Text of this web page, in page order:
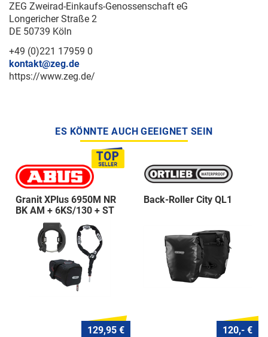
ZEG Zweirad-Einkaufs-Genossenschaft eG
Longericher Straße 2
DE 50739 Köln
+49 (0)221 17959 0
kontakt@zeg.de
https://www.zeg.de/
ES KÖNNTE AUCH GEEIGNET SEIN
Granit XPlus 6950M NR
BK AM + 6KS/130 + ST
129,95 €
Back-Roller City QL1
120,- €